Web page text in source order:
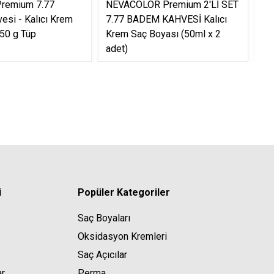
7.77
- Kalıcı Krem
g Tüp
NEVACOLOR Premium 2'Lİ SET
7.77 BADEM KAHVESİ Kalıcı
Krem Saç Boyası (50ml x 2
adet)
Popüler Kategoriler
Saç Boyaları
Oksidasyon Kremleri
Saç Açıcılar